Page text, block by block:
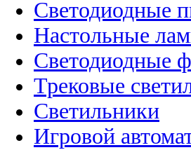
Светодиодные
Настольные
Светодиодные
Трековые
Светильники
Игровой